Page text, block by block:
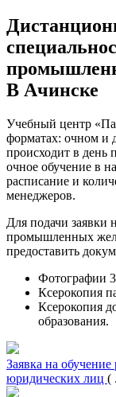
В Ачинске
Учебный центр
форматах: очном и
происходит в день
очное обучение в
расписание и
менеджеров.
Для подачи заявки
промышленных
предоставить
Фотографии
Ксерокопия
Ксерокопия
образования.
Заявка на
юридических лиц (